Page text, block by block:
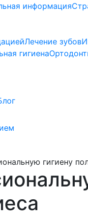
информация
Лечение зубов
гигиена
гигиену